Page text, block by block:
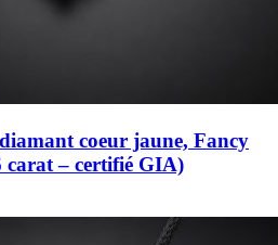
coeur jaune, Fancy
carat – certifié GIA)